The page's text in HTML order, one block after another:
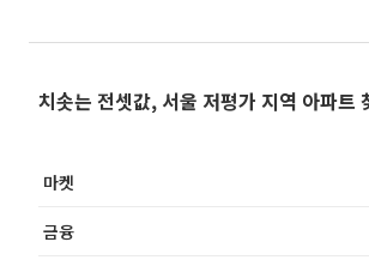
치솟는 전셋값, 서울 저평가 지역 아파트
마켓
금융